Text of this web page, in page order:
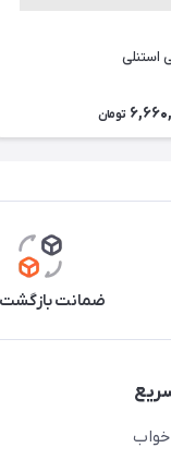
استنلی
تومان
ضمانت بازگشت